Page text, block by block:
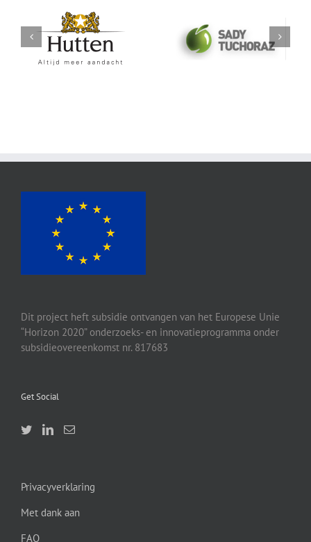
Hutten
Sady Tuchoraz Spol
Dit project heft subsidie ontvangen van het Europese Unie
“Horizon 2020” onderzoeks- en innovatieprogramma onder
subsidieovereenkomst nr. 817683
Get Social
Privacyverklaring
Met dank aan
FAQ